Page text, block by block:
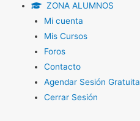
ZONA ALUMNOS
Mi cuenta
Mis Cursos
Foros
Contacto
Agendar Sesión Gratuita
Cerrar Sesión